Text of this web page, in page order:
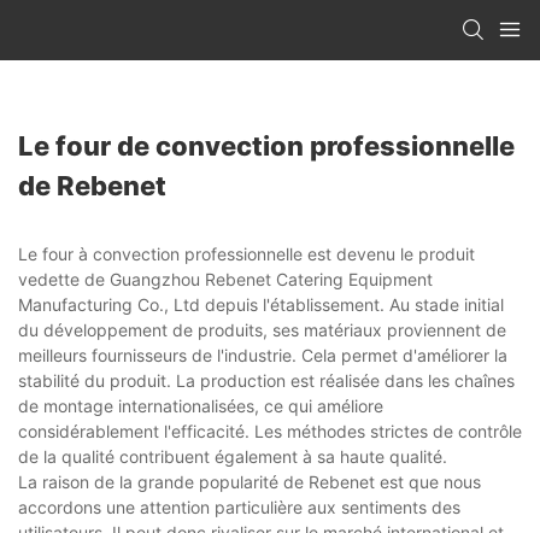
Le four de convection professionnelle
de Rebenet
Le four à convection professionnelle est devenu le produit
vedette de Guangzhou Rebenet Catering Equipment
Manufacturing Co., Ltd depuis l'établissement. Au stade initial
du développement de produits, ses matériaux proviennent de
meilleurs fournisseurs de l'industrie. Cela permet d'améliorer la
stabilité du produit. La production est réalisée dans les chaînes
de montage internationalisées, ce qui améliore
considérablement l'efficacité. Les méthodes strictes de contrôle
de la qualité contribuent également à sa haute qualité.
La raison de la grande popularité de Rebenet est que nous
accordons une attention particulière aux sentiments des